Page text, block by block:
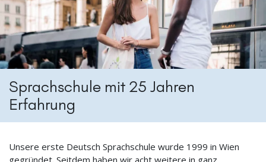
Sprachschule mit 25 Jahren
Erfahrung
Unsere erste Deutsch Sprachschule wurde 1999 in Wien
gegründet. Seitdem haben wir acht weitere in ganz